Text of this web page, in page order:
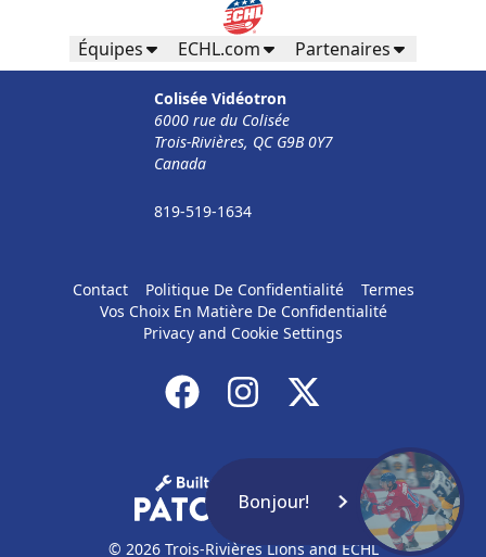
Équipes ECHL.com Partenaires
Colisée Vidéotron
6000 rue du Colisée
Trois-Rivières, QC G9B 0Y7
Canada
819-519-1634
Contact Politique De Confidentialité
Termes
Vos Choix En Matière De Confidentialité
Privacy and Cookie Settings
© 2026 Trois-Rivières Lions and ECHL
Bonjour!